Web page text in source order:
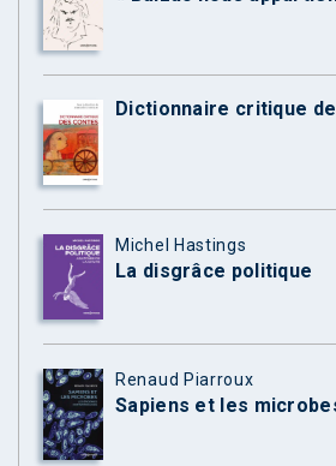
Dictionnaire critique
Michel Hastings
La disgrâce politique
Renaud Piarroux
Sapiens et les